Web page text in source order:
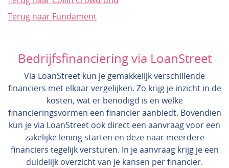
Terug naar Fundament
Bedrijfsfinanciering via LoanStreet
Via LoanStreet kun je gemakkelijk verschillende
financiers met elkaar vergelijken. Zo krijg je inzicht in de
kosten, wat er benodigd is en welke
financieringsvormen een financier aanbiedt. Bovendien
kun je via LoanStreet ook direct een aanvraag voor een
zakelijke lening starten en deze naar meerdere
financiers tegelijk versturen. In je aanvraag krijg je een
duidelijk overzicht van je kansen per financier.